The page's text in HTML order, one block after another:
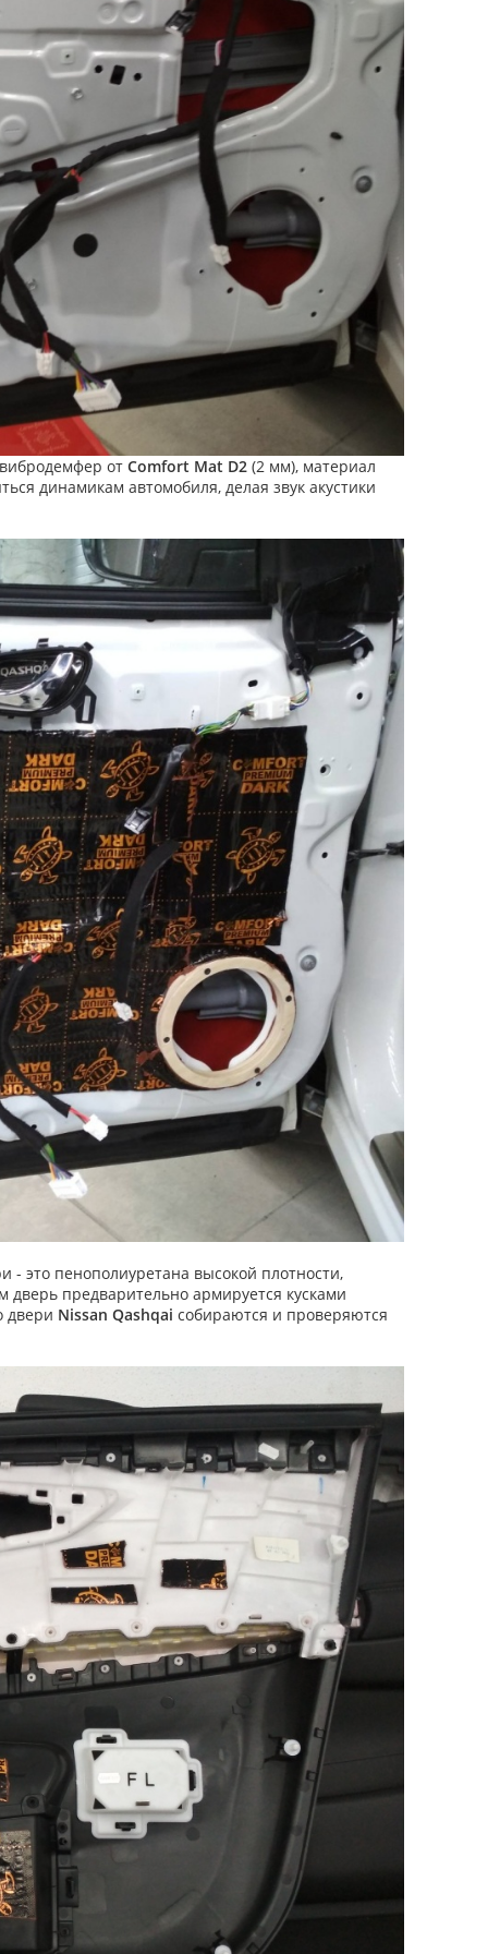
от Comfort Mat D2 (2 мм), материал
динамикам автомобиля, делая звук акустики
- это пенополиуретана высокой плотности,
предварительно армируется кусками
двери Nissan Qashqai собираются и проверяются